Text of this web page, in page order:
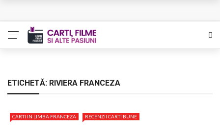
Bolla – O iubire interzisa din Pristina
Indragostitii de Franz K. – Justitiarii literaturii
ETICHETĂ: RIVIERA FRANCEZA
CARTI IN LIMBA FRANCEZA RECENZII CARTI BUNE